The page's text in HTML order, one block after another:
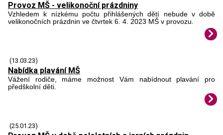
Provoz MŠ - velikonoční prázdniny
Vzhledem k nízkému počtu přihlášených dětí nebude v době
velikonočních prázdnin ve čtvrtek 6. 4. 2023 MŠ v provozu.
(13.03.23)
Nabídka plavání MŠ
Vážení rodiče, máme možnost Vám nabídnout plavání pro
předškolní děti.
(25.01.23)